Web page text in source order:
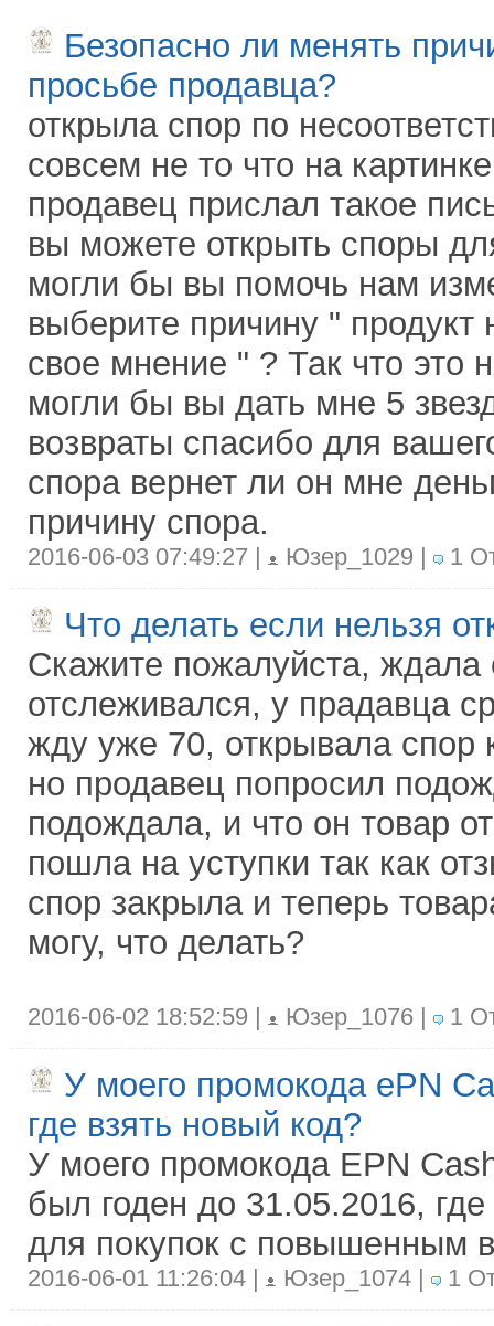
Безопасно ли менять
просьбе продавца?
открыла спор по
совсем не то что на
продавец прислал такое
вы можете открыть споры
могли бы вы помочь нам
выберите причину "
свое мнение " ? Так что это
могли бы вы дать мне 5
возвраты спасибо для
спора вернет ли он мне
причину спора.
2016-06-03 07:49:27 | Юзер_1029 | 1
Что делать если нельзя
Скажите пожалуйста, ждала
отслеживался, у прадавца
жду уже 70, открывала спор
но продавец попросил
подождала, и что он товар
пошла на уступки так как
спор закрыла и теперь
могу, что делать?
2016-06-02 18:52:59 | Юзер_1076 | 1
У моего промокода ePN
где взять новый код?
У моего промокода EPN
был годен до 31.05.2016,
для покупок с повышенным
2016-06-01 11:26:04 | Юзер_1074 | 1